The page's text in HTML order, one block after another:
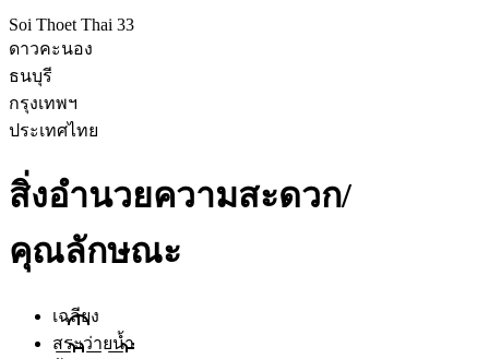
Soi Thoet Thai 33
ดาวคะนอง
ธนบุรี
กรุงเทพฯ
ประเทศไทย
สิ่งอำนวยความสะดวก/
คุณลักษณะ
เฉลียง
สระว่ายน้ำ